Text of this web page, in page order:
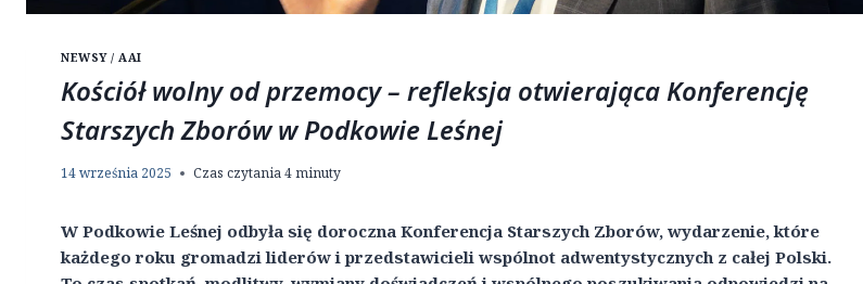
NEWSY / AAI
Kościół wolny od przemocy – refleksja otwierająca Konferencję
Starszych Zborów w Podkowie Leśnej
14 września 2025 Czas czytania4minuty
W Podkowie Leśnej odbyła się doroczna Konferencja Starszych Zborów, wydarzenie, które
każdego roku gromadzi liderów i przedstawicieli wspólnot adwentystycznych z całej Polski.